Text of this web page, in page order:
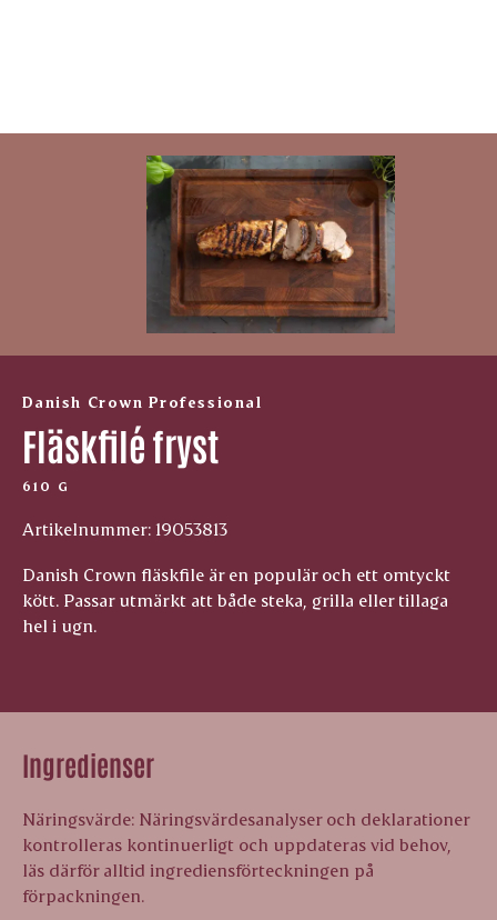
Danish Crown Professional
Fläskfilé fryst
610 G
Artikelnummer: 19053813
Danish Crown fläskfile är en populär och ett omtyckt
kött. Passar utmärkt att både steka, grilla eller tillaga
hel i ugn.
Ingredienser
Näringsvärde: Näringsvärdesanalyser och deklarationer
kontrolleras kontinuerligt och uppdateras vid behov,
läs därför alltid ingrediensförteckningen på
förpackningen.